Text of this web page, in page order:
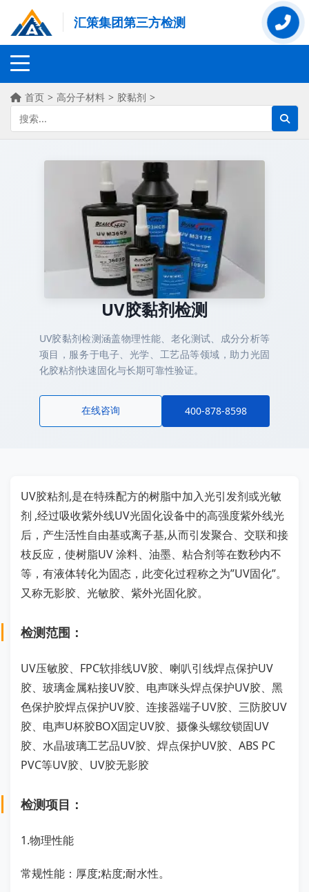
汇策集团第三方检测
首页 > 高分子材料 > 胶黏剂 >
UV胶黏剂检测
UV胶黏剂检测涵盖物理性能、老化测试、成分分析等
项目，服务于电子、光学、工艺品等领域，助力光固
化胶粘剂快速固化与长期可靠性验证。
在线咨询 400-878-8598
UV胶粘剂,是在特殊配方的树脂中加入光引发剂或光敏
剂 ,经过吸收紫外线UV光固化设备中的高强度紫外线光
后，产生活性自由基或离子基,从而引发聚合、交联和接
枝反应，使树脂UV 涂料、油墨、粘合剂等在数秒内不
等，有液体转化为固态，此变化过程称之为”UV固化”。
又称无影胶、光敏胶、紫外光固化胶。
检测范围：
UV压敏胶、FPC软排线UV胶、喇叭引线焊点保护UV
胶、玻璃金属粘接UV胶、电声咪头焊点保护UV胶、黑
色保护胶焊点保护UV胶、连接器端子UV胶、三防胶UV
胶、电声U杯胶BOX固定UV胶、摄像头螺纹锁固UV
胶、水晶玻璃工艺品UV胶、焊点保护UV胶、ABS PC
PVC等UV胶、UV胶无影胶
检测项目：
1.物理性能
常规性能：厚度;粘度;耐水性。